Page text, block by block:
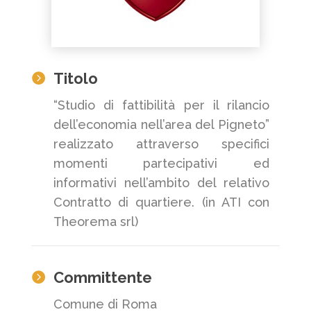
 Titolo
“Studio di fattibilità per il rilancio
dell’economia nell’area del Pigneto”
realizzato attraverso specifici
momenti partecipativi ed
informativi nell’ambito del relativo
Contratto di quartiere. (in ATI con
Theorema srl)
 Committente
Comune di Roma